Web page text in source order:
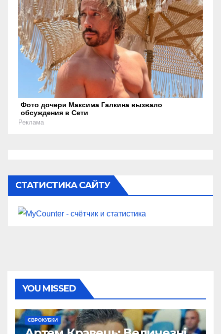
Фото дочери Максима Галкина вызвало
обсуждения в Сети
Реклама
СТАТИСТИКА САЙТУ
YOU MISSED
ЄВРОКУБКИ